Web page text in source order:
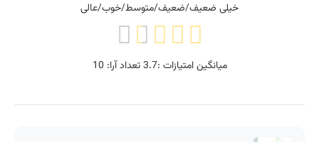
خیلی ضعیف/ضعیف/متوسط/خوب/عالی
میانگین امتیازات :3.7تعداد آرا: 10